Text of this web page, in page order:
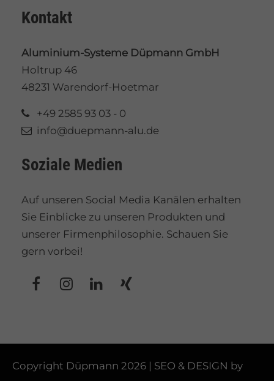
Kontakt
Aluminium-Systeme Düpmann GmbH
Holtrup 46
48231 Warendorf-Hoetmar
+49 2585 93 03 - 0
info@duepmann-alu.de
Soziale Medien
Auf unseren Social Media Kanälen erhalten
Sie Einblicke zu unseren Produkten und
unserer Firmenphilosophie. Schauen Sie
gern vorbei!
Copyright Düpmann 2026 | SEO & DESIGN by